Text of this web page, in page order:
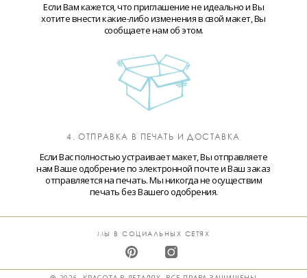
Если Вам кажется, что приглашение не идеально и Вы
хотите внести какие-либо изменения в свой макет, Вы
сообщаете нам об этом.
4. ОТПРАВКА В ПЕЧАТЬ И ДОСТАВКА
Если Вас полностью устраивает макет, Вы отправляете
нам Ваше одобрение по электронной почте и Ваш заказ
отправляется на печать. Мы никогда не осуществим
печать без Вашего одобрения.
МЫ В СОЦИАЛЬНЫХ СЕТЯХ